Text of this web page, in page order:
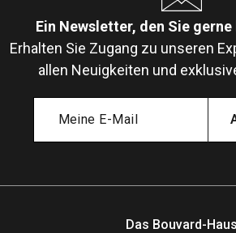
Ein Newsletter, den Sie
Erhalten Sie Zugang zu unseren
allen Neuigkeiten und
Das Bouvard-Haus